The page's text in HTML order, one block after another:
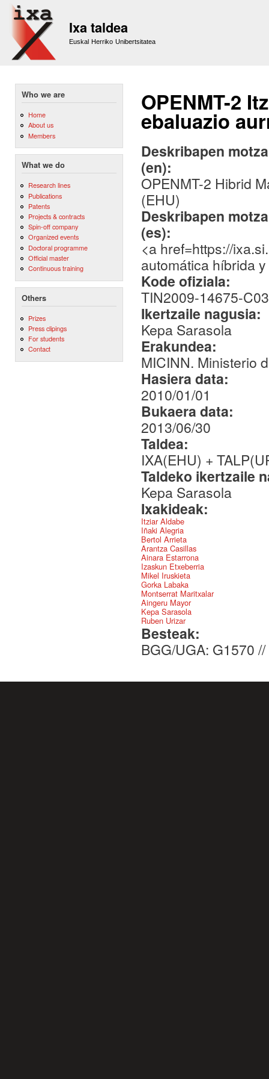
Ixa taldea
Euskal Herriko Unibertsitatea
Who we are
Home
About us
Members
What we do
Research lines
Publications
Patents
Projects & contracts
Spin-off company
Organized events
Doctoral programme
Official master
Continuous training
Others
Prizes
Press clipings
For students
Contact
OPENMT-2
ebaluazio
Deskribapen
(en):
OPENMT-2 Hibrid
(EHU)
Deskribapen
(es):
<a href=https://
automática híbrida
Kode ofiziala:
TIN2009-14675-
Ikertzaile nagusia:
Kepa Sarasola
Erakundea:
MICINN. Ministerio
Hasiera data:
2010/01/01
Bukaera data:
2013/06/30
Taldea:
IXA(EHU) +
Taldeko ikertzaile
Kepa Sarasola
Ixakideak:
Itziar Aldabe
Iñaki Alegria
Bertol Arrieta
Arantza Casillas
Ainara Estarrona
Izaskun Etxeberria
Mikel Iruskieta
Gorka Labaka
Montserrat Maritxalar
Aingeru Mayor
Kepa Sarasola
Ruben Urizar
Besteak:
BGG/UGA: G1570